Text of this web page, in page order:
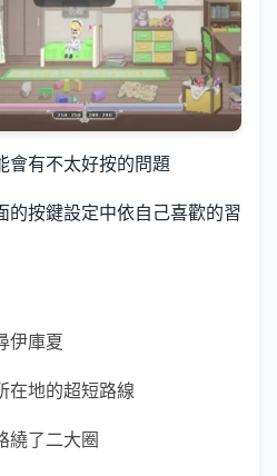
會有不太好按的問題
的按鍵設定中依自己喜歡的習
伊庫夏
在地的超短路線
繞了二大圈